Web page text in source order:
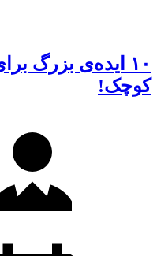
۱۰ ایده‌ی بزرگ
کوچک!